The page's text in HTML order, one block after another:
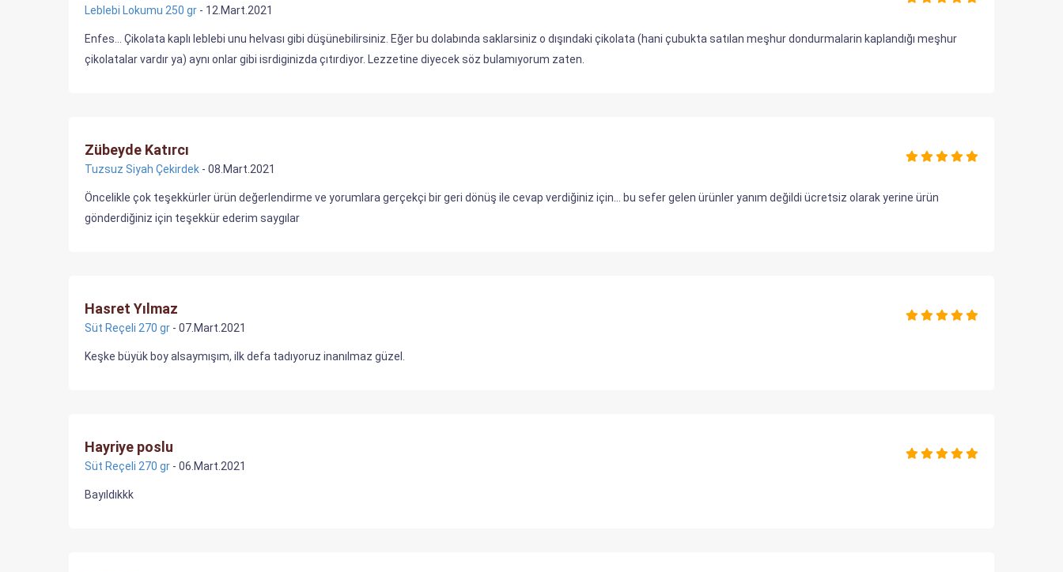
Leblebi Lokumu 250 gr - 12.Mart.2021
Enfes... Çikolata kaplı leblebi unu helvası gibi düşünebilirsiniz. Eğer bu dolabında saklarsiniz o dışındaki çikolata (hani çubukta satılan meşhur dondurmalarin kaplandığı meşhur
çikolatalar vardır ya) aynı onlar gibi isrdiginizda çıtırdiyor. Lezzetine diyecek söz bulamıyorum zaten.
Zübeyde Katırcı
Tuzsuz Siyah Çekirdek - 08.Mart.2021
Öncelikle çok teşekkürler ürün değerlendirme ve yorumlara gerçekçi bir geri dönüş ile cevap verdiğiniz için... bu sefer gelen ürünler yanım değildi ücretsiz olarak yerine ürün
gönderdiğiniz için teşekkür ederim saygılar
Hasret Yılmaz
Süt Reçeli 270 gr - 07.Mart.2021
Keşke büyük boy alsaymışım, ilk defa tadıyoruz inanılmaz güzel.
Hayriye poslu
Süt Reçeli 270 gr - 06.Mart.2021
Bayıldıkkk